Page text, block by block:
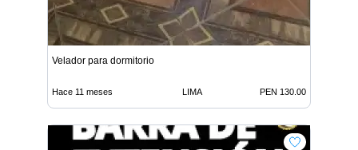
Velador para dormitorio
Hace 11 meses LIMA PEN 130.00